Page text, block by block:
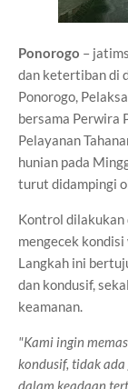
Ponorogo –
dan ketertiban di
Ponorogo,
bersama Perwira
Pelayanan
hunian pada
turut didampingi
Kontrol dilakukan
mengecek
Langkah ini
dan kondusif,
keamanan.
"Kami ingin
kondusif, tidak
dalam keadaan